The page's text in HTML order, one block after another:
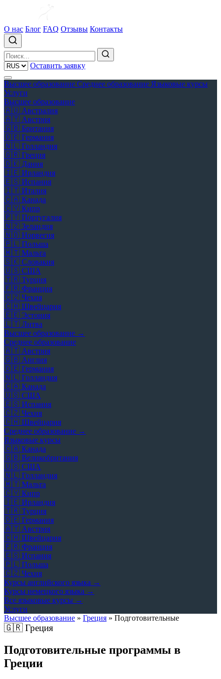
О нас Блог FAQ Отзывы Контакты
Оставить заявку
Высшее образование Среднее образование Языковые курсы
Услуги
Высшее образование
🇦🇺 Австралия
🇦🇹 Австрия
🇬🇧 Британия
🇩🇪 Германия
🇳🇱 Голландия
🇬🇷 Греция
🇩🇰 Дания
🇮🇪 Ирландия
🇪🇸 Испания
🇮🇹 Италия
🇨🇦 Канада
🇨🇾 Кипр
🇵🇹 Португалия
🇳🇿 Зеландия
🇳🇴 Норвегия
🇵🇱 Польша
🇲🇹 Мальта
🇸🇰 Словакия
🇺🇸 США
🇹🇷 Турция
🇫🇷 Франция
🇨🇿 Чехия
🇨🇭 Швейцария
🇪🇪 Эстония
🇱🇹 Литва
Высшее образование →
Среднее образование
🇦🇹 Австрия
🇬🇧 Англия
🇩🇪 Германия
🇳🇱 Голландия
🇨🇦 Канада
🇺🇸 США
🇪🇸 Испания
🇨🇿 Чехия
🇨🇭 Швейцария
Среднее образование →
Языковые курсы
🇨🇦 Канада
🇬🇧 Великобритания
🇺🇸 США
🇳🇱 Голландия
🇲🇹 Мальта
🇨🇾 Кипр
🇮🇪 Ирландия
🇹🇷 Турция
🇩🇪 Германия
🇦🇹 Австрия
🇨🇭 Швейцария
🇫🇷 Франция
🇪🇸 Испания
🇵🇱 Польша
🇨🇿 Чехия
Курсы английского языка →
Курсы немецкого языка →
Все языковые курсы →
Услуги
Высшее образование » Греция » Подготовительные
🇬🇷Греция
Подготовительные программы в
Греции